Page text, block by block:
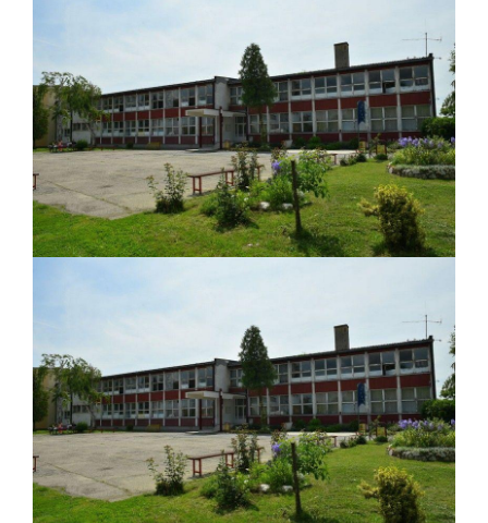
ВОЈСКЕ РЕПУБЛИКЕ СРПСКЕ У СТАЊУ
СОЦИЈАЛНЕ ПОТРЕБЕ
Обрасци захтјева за регресирано
гориво доступни од 13. марта до 15.
новембра
Захтјев за издавање ПОНОСНЕ КАРТИЦЕ
Обавјештење за предузетника - Вера
НЕПРОПИСНОГ ОДЛАГАЊА ОТПАДА УЗ
ДОДЈЕЛУ ФИНАНСИЈСКЕ НАГРАДЕ